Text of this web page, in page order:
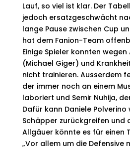
Lauf, so viel ist klar. Der
jedoch ersatzgeschwächt
lange Pause zwischen Cup
hat dem Fanion-Team
Einige Spieler konnten
(Michael Giger) und
nicht trainieren. Ausserdem
der immer noch an einem
laboriert und Semir Nuhija,
Dafür kann Daniele
Schäpper zurückgreifen und
Allgäuer könnte es für einen
„Vor allem um die Defensive